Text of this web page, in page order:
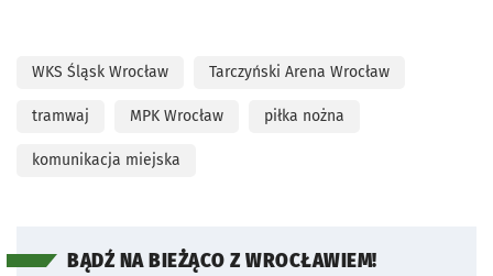
WKS Śląsk Wrocław Tarczyński Arena Wrocław
tramwaj MPK Wrocław piłka nożna
komunikacja miejska
BĄDŹ NA BIEŻĄCO Z WROCŁAWIEM!